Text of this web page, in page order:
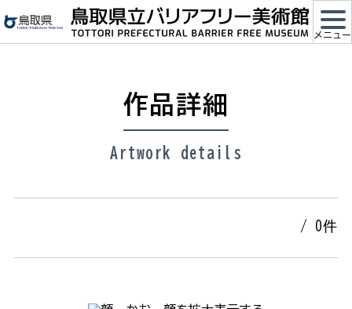
イ
ン
メニュー
作品詳細
Artwork details
/ 0件